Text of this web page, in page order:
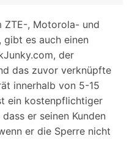
ZTE-, Motorola- und
gibt es auch einen
der
das zuvor verknüpfte
innerhalb von 5-15
ein kostenpflichtiger
er seinen Kunden
er die Sperre nicht